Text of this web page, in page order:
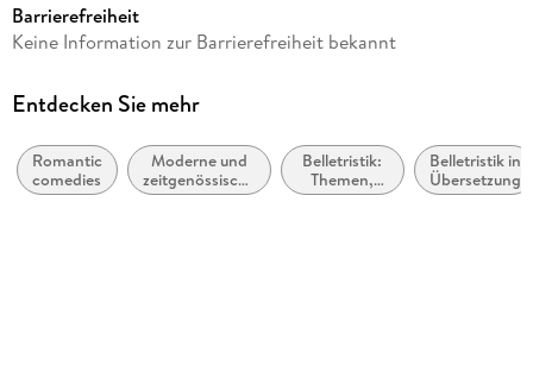
Reihe
Autor/Autorin
Übersetzung
Nina Bellem
Barrierefreiheit
Keine Information zur Barrierefreiheit bekannt
Entdecken Sie mehr
Romantic
comedies
Moderne und
zeitgenössische
Belletristik:
Belletristik:
Themen,
Stoffe,
Belletristik in
Übersetzung